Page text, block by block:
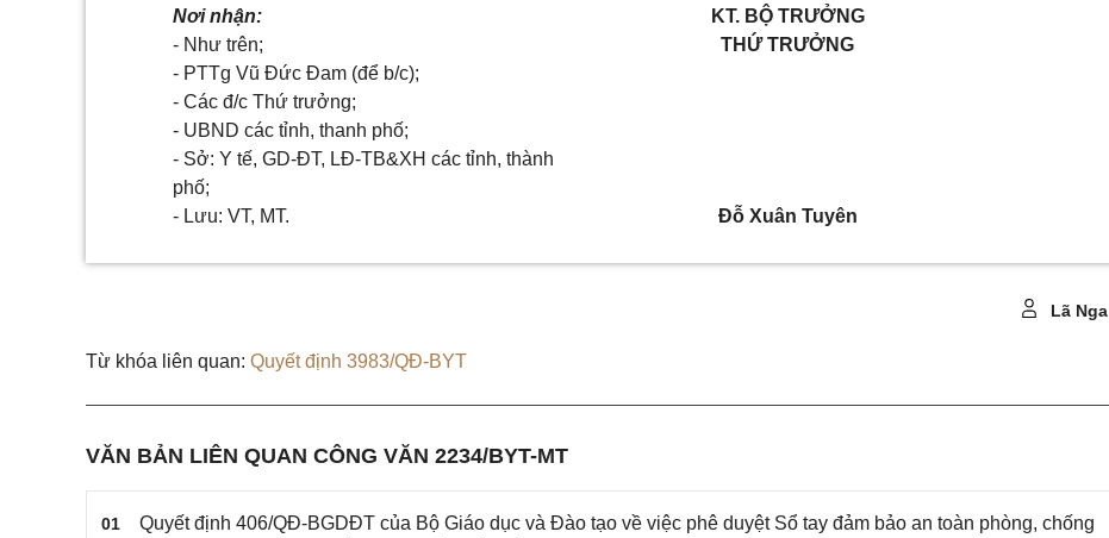
Nơi nhận:
- Như trên;
- PTTg Vũ Đức Đam (để b/c);
- Các đ/c Thứ trưởng;
- UBND các tỉnh, thanh phố;
- Sở: Y tế, GD-ĐT, LĐ-TB&XH các tỉnh, thành
phố;
- Lưu: VT, MT.
KT. BỘ TRƯỞNG
THỨ TRƯỞNG
Đỗ Xuân Tuyên
Lã Nga
Từ khóa liên quan: Quyết định 3983/QĐ-BYT
VĂN BẢN LIÊN QUAN CÔNG VĂN 2234/BYT-MT
01
Quyết định 406/QĐ-BGDĐT của Bộ Giáo dục và Đào tạo về việc phê duyệt Sổ tay đảm bảo an toàn phòng, chống